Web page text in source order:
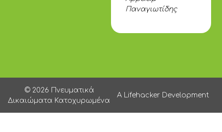
Παναγιωτίδης
© 2026 Πνευματικά
Δικαιώματα Κατοχυρωμένα
A Lifehacker Development